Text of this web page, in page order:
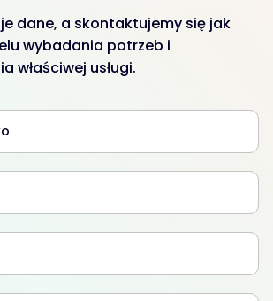
dane, a skontaktujemy się jak
wybadania potrzeb i
właściwej usługi.